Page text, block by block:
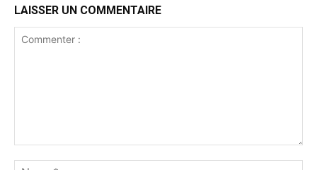
LAISSER UN COMMENTAIRE